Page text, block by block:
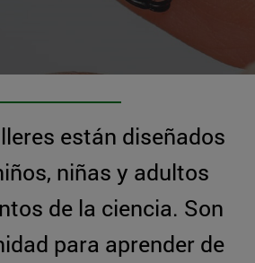
están diseñados
niñas y adultos
de la ciencia. Son
para aprender de